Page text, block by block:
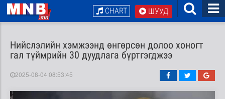
ШУУД
CHART
Нийслэлийн хэмжээнд өнгөрсөн долоо хоногт
гал түймрийн 30 дуудлага бүртгэгджээ
2025-08-04 08:53:45